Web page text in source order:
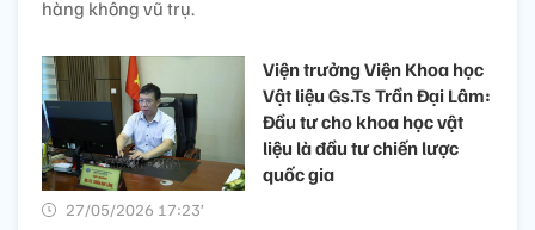
hàng không vũ trụ.
Viện trưởng Viện Khoa học
Vật liệu Gs.Ts Trần Đại Lâm:
Đầu tư cho khoa học vật
liệu là đầu tư chiến lược
quốc gia
27/05/2026 17:23’